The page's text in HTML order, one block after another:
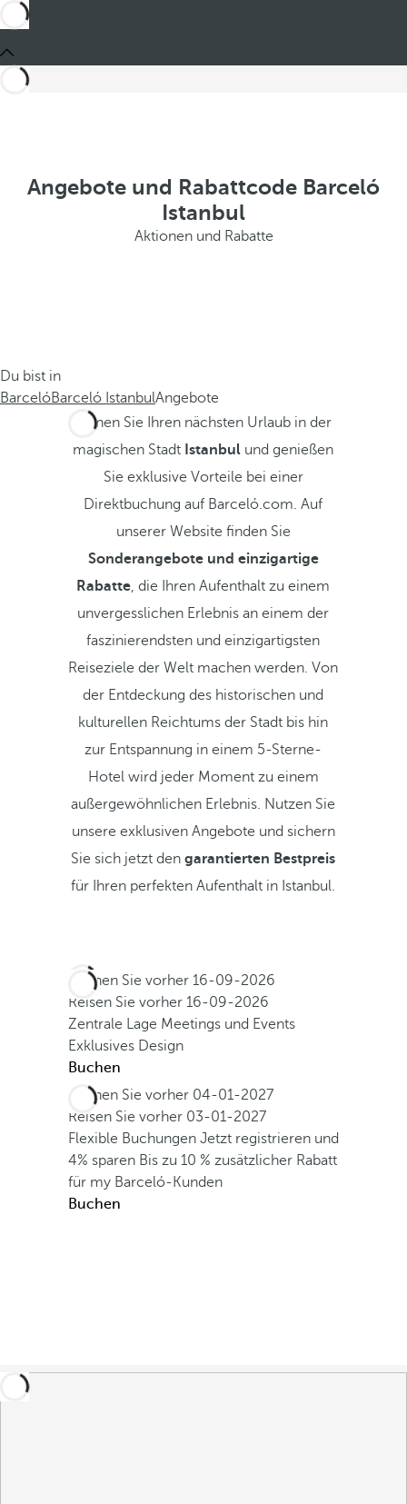
Angebote und Rabattcode Barceló
Istanbul
Aktionen und Rabatte
Du bist in
BarcelóBarceló IstanbulAngebote
Planen Sie Ihren nächsten Urlaub in der
magischen Stadt Istanbul und genießen
Sie exklusive Vorteile bei einer
Direktbuchung auf Barceló.com. Auf
unserer Website finden Sie
Sonderangebote und einzigartige
Rabatte, die Ihren Aufenthalt zu einem
unvergesslichen Erlebnis an einem der
faszinierendsten und einzigartigsten
Reiseziele der Welt machen werden. Von
der Entdeckung des historischen und
kulturellen Reichtums der Stadt bis hin
zur Entspannung in einem 5-Sterne-
Hotel wird jeder Moment zu einem
außergewöhnlichen Erlebnis. Nutzen Sie
unsere exklusiven Angebote und sichern
Sie sich jetzt dengarantierten Bestpreis
für Ihren perfekten Aufenthalt in Istanbul.
Buchen Sie vorher 16-09-2026
Reisen Sie vorher 16-09-2026
Zentrale Lage Meetings und Events
Exklusives Design
Buchen
Buchen Sie vorher 04-01-2027
Reisen Sie vorher 03-01-2027
Flexible Buchungen Jetzt registrieren und
4% sparen Bis zu 10 % zusätzlicher Rabatt
für my Barceló-Kunden
Buchen